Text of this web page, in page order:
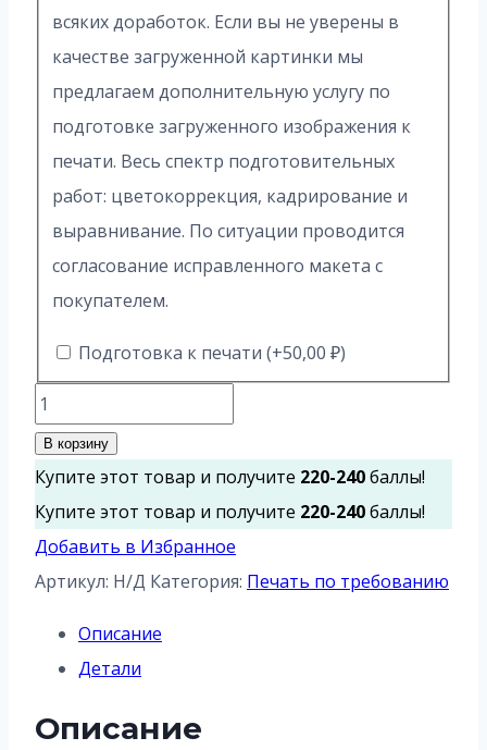
всяких доработок. Если вы не уверены в
качестве загруженной картинки мы
предлагаем дополнительную услугу по
подготовке загруженного изображения к
печати. Весь спектр подготовительных
работ: цветокоррекция, кадрирование и
выравнивание. По ситуации проводится
согласование исправленного макета с
покупателем.
Подготовка к печати (+50,00 ₽)
Количество
товара
Печать
открыток
В корзину
Купите этот товар и получите 220-240баллы!
Купите этот товар и получите 220-240баллы!
Добавить в Избранное
Артикул: Н/Д Категория: Печать по требованию
Описание
Детали
Описание